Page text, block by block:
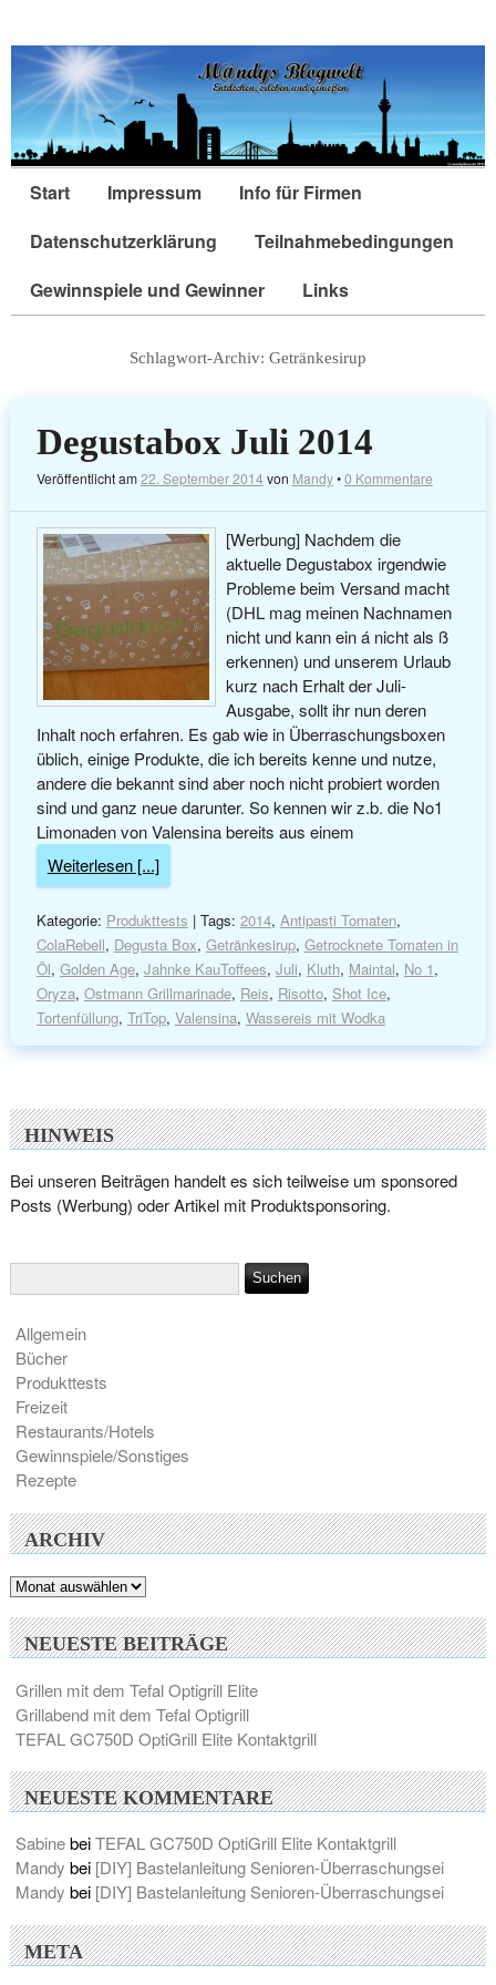
Start Impressum
Info für Firmen
Datenschutzerklärung
Teilnahmebedingungen
Gewinnspiele und Gewinner
Links
Schlagwort-Archiv: Getränkesirup
Degustabox Juli 2014
Veröffentlicht am22. September 2014von Mandy•0 Kommentare
[Werbung] Nachdem die
aktuelle Degustabox irgendwie
Probleme beim Versand macht
(DHL mag meinen Nachnamen
nicht und kann ein á nicht als ß
erkennen) und unserem Urlaub
kurz nach Erhalt der Juli-
Ausgabe, sollt ihr nun deren
Inhalt noch erfahren. Es gab wie in Überraschungsboxen
üblich, einige Produkte, die ich bereits kenne und nutze,
andere die bekannt sind aber noch nicht probiert worden
sind und ganz neue darunter. So kennen wir z.b. die No1
Limonaden von Valensina bereits aus einem
Weiterlesen [...]
Kategorie: Produkttests | Tags: 2014, Antipasti Tomaten,
ColaRebell, Degusta Box, Getränkesirup, Getrocknete Tomaten in
Öl, Golden Age, Jahnke KauToffees, Juli, Kluth, Maintal, No 1,
Oryza, Ostmann Grillmarinade, Reis, Risotto, Shot Ice,
Tortenfüllung, TriTop, Valensina, Wassereis mit Wodka
HINWEIS
Bei unseren Beiträgen handelt es sich teilweise um sponsored
Posts (Werbung) oder Artikel mit Produktsponsoring.
Allgemein
Bücher
Produkttests
Freizeit
Restaurants/Hotels
Gewinnspiele/Sonstiges
Rezepte
ARCHIV
Archiv
NEUESTE BEITRÄGE
Grillen mit dem Tefal Optigrill Elite
Grillabend mit dem Tefal Optigrill
TEFAL GC750D OptiGrill Elite Kontaktgrill
NEUESTE KOMMENTARE
SabinebeiTEFAL GC750D OptiGrill Elite Kontaktgrill
Mandy bei [DIY] Bastelanleitung Senioren-Überraschungsei
Mandy bei [DIY] Bastelanleitung Senioren-Überraschungsei
META